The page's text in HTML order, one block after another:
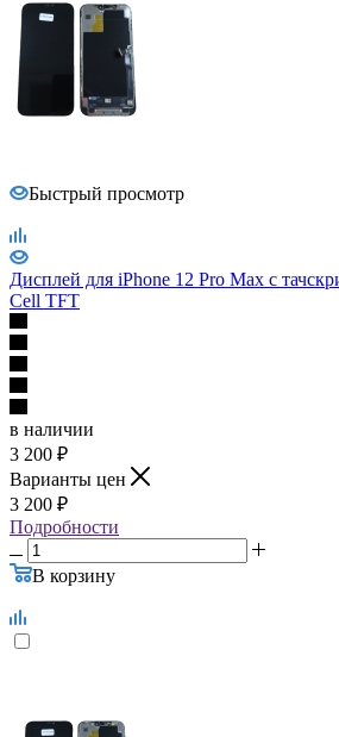
Быстрый просмотр
Дисплей для iPhone 12 Pro Max с
в наличии
Варианты цен
3 200
Подробности
В корзину